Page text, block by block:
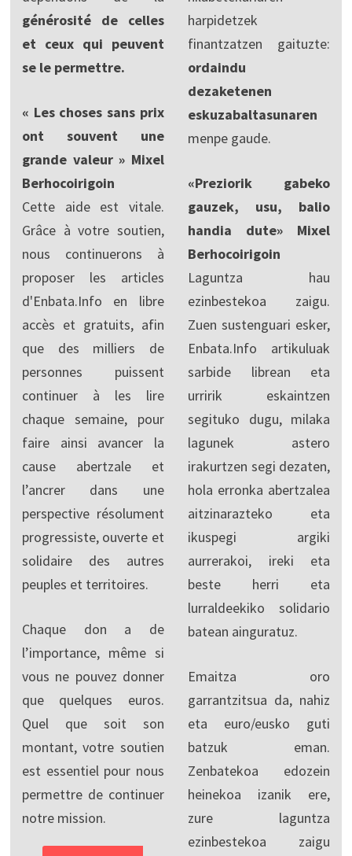
générosité de celles
et ceux qui peuvent
se le permettre.
« Les choses sans prix
ont souvent une
grande valeur » Mixel
Berhocoirigoin
Cette aide est vitale.
Grâce à votre soutien,
nous continuerons à
proposer les articles
d'Enbata.Info en libre
accès et gratuits, afin
que des milliers de
personnes puissent
continuer à les lire
chaque semaine, pour
faire ainsi avancer la
cause abertzale et
l’ancrer dans une
perspective résolument
progressiste, ouverte et
solidaire des autres
peuples et territoires.
Chaque don a de
l’importance, même si
vous ne pouvez donner
que quelques euros.
Quel que soit son
montant, votre soutien
est essentiel pour nous
permettre de continuer
notre mission.
harpidetzek
finantzatzen gaituzte:
ordaindu
dezaketenen
eskuzabaltasunaren
menpe gaude.
«Preziorik gabeko
gauzek, usu, balio
handia dute» Mixel
Berhocoirigoin
Laguntza hau
ezinbestekoa zaigu.
Zuen sustenguari esker,
Enbata.Info artikuluak
sarbide librean eta
urririk eskaintzen
segituko dugu, milaka
lagunek astero
irakurtzen segi dezaten,
hola erronka abertzalea
aitzinarazteko eta
ikuspegi argiki
aurrerakoi, ireki eta
beste herri eta
lurraldeekiko solidario
batean ainguratuz.
Emaitza oro
garrantzitsua da, nahiz
eta euro/eusko guti
batzuk eman.
Zenbatekoa edozein
heinekoa izanik ere,
zure laguntza
ezinbestekoa zaigu